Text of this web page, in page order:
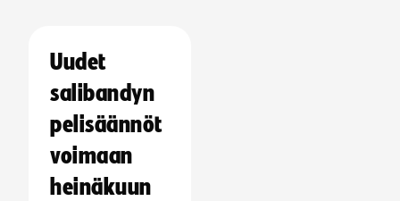
Uudet
salibandyn
pelisäännöt
voimaan
heinäkuun